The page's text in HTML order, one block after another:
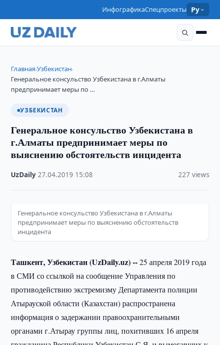
ИнфографикаСпецпроекты Ру
Главная›Узбекистан›
Генеральное консульство Узбекистана в г.Алматы
предпринимает меры по …
УЗБЕКИСТАН
Генеральное консульство Узбекистана в
г.Алматы предпринимает меры по
выяснению обстоятельств инцидента
UzDaily ·27.04.2019 15:08 227 views
Генеральное консульство Узбекистана в г.Алматы
предпринимает меры по выяснению обстоятельств
инцидента
Ташкент, Узбекистан (UzDaily.uz) --25 апреля 2019 года
в СМИ со ссылкой на сообщение Управления по
противодействию экстремизму Департамента полиции
Атырауской области (Казахстан) распространена
информация о задержании правоохранительными
органами г.Атырау группы лиц, похитивших 16 апреля